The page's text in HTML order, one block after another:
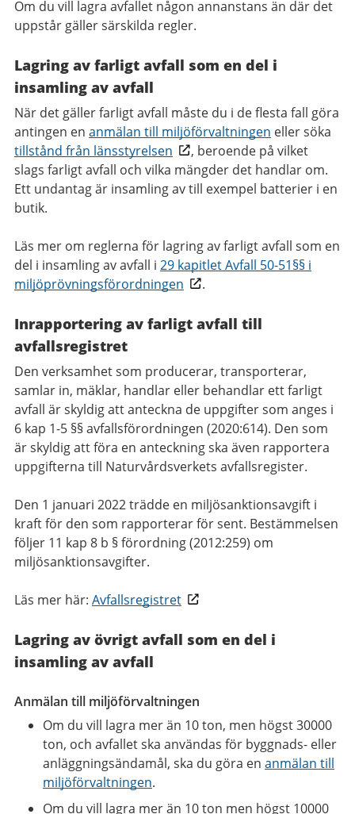
Om du vill lagra avfallet någon annanstans än där det
uppstår gäller särskilda regler.
Lagring av farligt avfall som en del i
insamling av avfall
När det gäller farligt avfall måste du i de flesta fall göra
antingen en anmälan till miljöförvaltningen eller söka
tillstånd från länsstyrelsen
, beroende på vilket
slags farligt avfall och vilka mängder det handlar om.
Ett undantag är insamling av till exempel batterier i en
butik.
Läs mer om reglerna för lagring av farligt avfall som en
del i insamling av avfall i 29 kapitlet Avfall 50-51§§ i
miljöprövningsförordningen
.
Inrapportering av farligt avfall till
avfallsregistret
Den verksamhet som producerar, transporterar,
samlar in, mäklar, handlar eller behandlar ett farligt
avfall är skyldig att anteckna de uppgifter som anges i
6 kap 1-5 §§ avfallsförordningen (2020:614). Den som
är skyldig att föra en anteckning ska även rapportera
uppgifterna till Naturvårdsverkets avfallsregister.
Den 1 januari 2022 trädde en miljösanktionsavgift i
kraft för den som rapporterar för sent. Bestämmelsen
följer 11 kap 8 b § förordning (2012:259) om
miljösanktionsavgifter.
Läs mer här: Avfallsregistret
Lagring av övrigt avfall som en del i
insamling av avfall
Anmälan till miljöförvaltningen
Om du vill lagra mer än 10 ton, men högst 30000
ton, och avfallet ska användas för byggnads- eller
anläggningsändamål, ska du göra en anmälan till
miljöförvaltningen.
Om du vill lagra mer än 10 ton men högst 10000